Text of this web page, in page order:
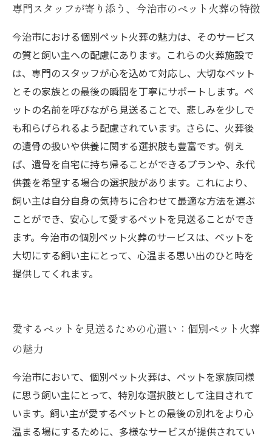
専門スタッフが寄り添う、今治市のペット火葬の特徴
今治市における個別ペット火葬の魅力は、そのサービス
の質と飼い主への配慮にあります。これらの火葬施設で
は、専門のスタッフが心を込めて対応し、大切なペット
とその家族との最後の瞬間を丁寧にサポートします。ペ
ットの名前を呼びながら見送ることで、悲しみを少しで
も和らげられるよう配慮されています。さらに、火葬後
の遺骨の扱いや供養に関する選択肢も豊富です。例え
ば、遺骨を自宅に持ち帰ることができるプランや、永代
供養を希望する場合の選択肢があります。これにより、
飼い主は自分自身の気持ちに合わせて最適な方法を選ぶ
ことができ、安心して愛するペットを見送ることができ
ます。今治市の個別ペット火葬のサービスは、ペットを
大切にする飼い主にとって、心温まる思い出のひと時を
提供してくれます。
愛するペットを見送るための心遣い：個別ペット火葬
の魅力
今治市において、個別ペット火葬は、ペットを家族同様
に思う飼い主にとって、特別な選択肢として注目されて
います。飼い主が愛するペットとの最後の別れをより心
温まる場にするために、多様なサービスが提供されてい